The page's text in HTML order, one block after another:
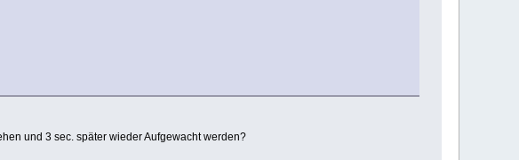
und 3 sec. später wieder Aufgewacht werden?